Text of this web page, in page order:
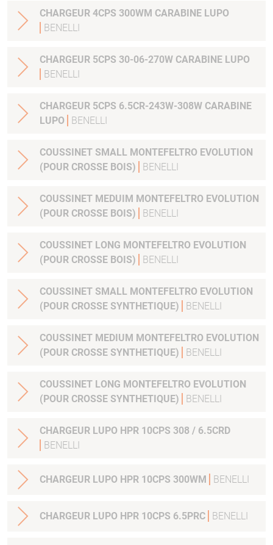
CHARGEUR 4CPS 300WM CARABINE LUPO
BENELLI
CHARGEUR 5CPS 30-06-270W CARABINE LUPO
BENELLI
CHARGEUR 5CPS 6.5CR-243W-308W CARABINE
LUPO
BENELLI
COUSSINET SMALL MONTEFELTRO EVOLUTION
(POUR CROSSE BOIS)
BENELLI
COUSSINET MEDUIM MONTEFELTRO EVOLUTION
(POUR CROSSE BOIS)
BENELLI
COUSSINET LONG MONTEFELTRO EVOLUTION
(POUR CROSSE BOIS)
BENELLI
COUSSINET SMALL MONTEFELTRO EVOLUTION
(POUR CROSSE SYNTHETIQUE)
BENELLI
COUSSINET MEDIUM MONTEFELTRO EVOLUTION
(POUR CROSSE SYNTHETIQUE)
BENELLI
COUSSINET LONG MONTEFELTRO EVOLUTION
(POUR CROSSE SYNTHETIQUE)
BENELLI
CHARGEUR LUPO HPR 10CPS 308 / 6.5CRD
BENELLI
CHARGEUR LUPO HPR 10CPS 300WM BENELLI
CHARGEUR LUPO HPR 10CPS 6.5PRC BENELLI